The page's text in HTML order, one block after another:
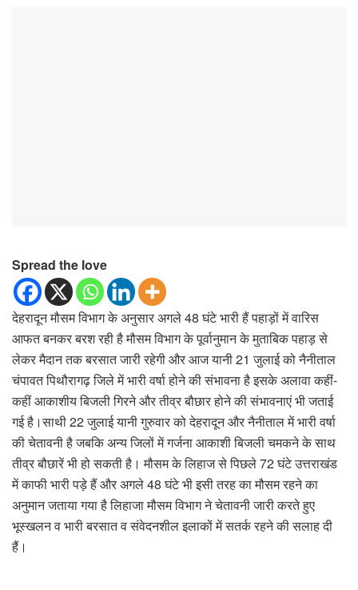
Spread the love
देहरादून मौसम विभाग के अनुसार अगले 48 घंटे भारी हैं पहाड़ों में वारिस
आफत बनकर बरश रही है मौसम विभाग के पूर्वानुमान के मुताबिक पहाड़ से
लेकर मैदान तक बरसात जारी रहेगी और आज यानी 21 जुलाई को नैनीताल
चंपावत पिथौरागढ़ जिले में भारी वर्षा होने की संभावना है इसके अलावा कहीं-
कहीं आकाशीय बिजली गिरने और तीव्र बौछार होने की संभावनाएं भी जताई
गई है।साथी 22 जुलाई यानी गुरुवार को देहरादून और नैनीताल में भारी वर्षा
की चेतावनी है जबकि अन्य जिलों में गर्जना आकाशी बिजली चमकने के साथ
तीव्र बौछारें भी हो सकती है। मौसम के लिहाज से पिछले 72 घंटे उत्तराखंड
में काफी भारी पड़े हैं और अगले 48 घंटे भी इसी तरह का मौसम रहने का
अनुमान जताया गया है लिहाजा मौसम विभाग ने चेतावनी जारी करते हुए
भूस्खलन व भारी बरसात व संवेदनशील इलाकों में सतर्क रहने की सलाह दी
हैं।